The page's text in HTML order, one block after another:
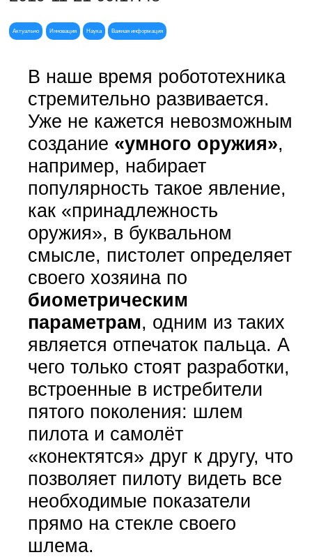
Актуально Инновация Наука Важная информация
В наше время робототехника
стремительно развивается.
Уже не кажется невозможным
создание «умного оружия»,
например, набирает
популярность такое явление,
как «принадлежность
оружия», в буквальном
смысле, пистолет определяет
своего хозяина по
биометрическим
параметрам, одним из таких
является отпечаток пальца. А
чего только стоят разработки,
встроенные в истребители
пятого поколения: шлем
пилота и самолёт
«конектятся» друг к другу, что
позволяет пилоту видеть все
необходимые показатели
прямо на стекле своего
шлема.